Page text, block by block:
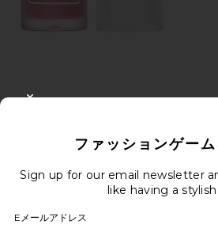
Tower 28
PLUS ICON
ファッションゲー
Sign up for our email newsletter
like having a stylish
Eメールアドレス